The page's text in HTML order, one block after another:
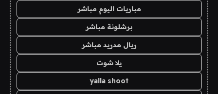
مباريات اليوم مباشر
برشلونة مباشر
ريال مدريد مباشر
يلا شوت
yalla shoot